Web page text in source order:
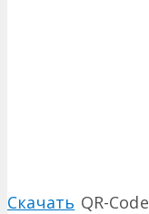
Скачать QR-Code